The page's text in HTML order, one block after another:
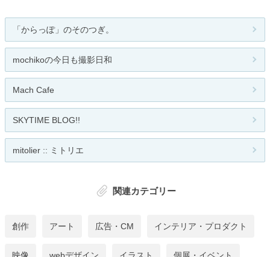
「からっぽ」のそのつぎ。
mochikoの今日も撮影日和
Mach Cafe
SKYTIME BLOG!!
mitolier :: ミトリエ
関連カテゴリー
創作 アート 広告・CM インテリア・プロダクト
映像 webデザイン イラスト 個展・イベント